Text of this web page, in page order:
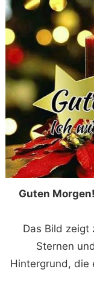
Guten
Das Bild zeigt
Sternen
Hintergrund, die